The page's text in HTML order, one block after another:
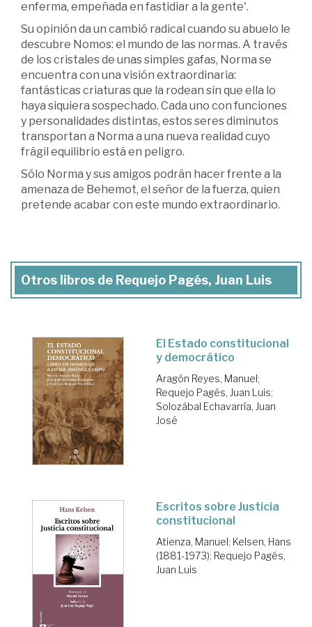
enferma, empeñada en fastidiar a la gente'.
Su opinión da un cambió radical cuando su abuelo le
descubre Nomos: el mundo de las normas. A través
de los cristales de unas simples gafas, Norma se
encuentra con una visión extraordinaria:
fantásticas criaturas que la rodean sin que ella lo
haya siquiera sospechado. Cada uno con funciones
y personalidades distintas, estos seres diminutos
transportan a Norma a una nueva realidad cuyo
frágil equilibrio está en peligro.
Sólo Norma y sus amigos podrán hacer frente a la
amenaza de Behemot, el señor de la fuerza, quien
pretende acabar con este mundo extraordinario.
Otros libros de Requejo Pagés, Juan Luis
El Estado constitucional
y democrático
Aragón Reyes, Manuel;
Requejo Pagés, Juan Luis;
Solozábal Echavarría, Juan
José
Escritos sobre Justicia
constitucional
Atienza, Manuel; Kelsen, Hans
(1881-1973); Requejo Pagés,
Juan Luis